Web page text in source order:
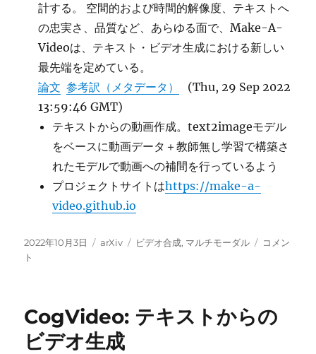
計する。 空間的および時間的解像度、テキストへ
の忠実さ、品質など、あらゆる面で、Make-A-
Videoは、テキスト・ビデオ生成における新しい
最先端を定めている。
論文 参考訳（メタデータ）
(Thu, 29 Sep 2022
13:59:46 GMT)
テキストからの動画作成。text2imageモデル
をベースに動画データ＋教師無し学習で構築さ
れたモデルで動画への補間を行っているよう
プロジェクトサイトはhttps://make-a-
video.github.io
投
稿
2022年10月3日
カ
arXiv
タ
ビデオ合成, マルチモーダル
Text-
Video
コメン
ト
CogVideo: テキストからの
ビデオ生成